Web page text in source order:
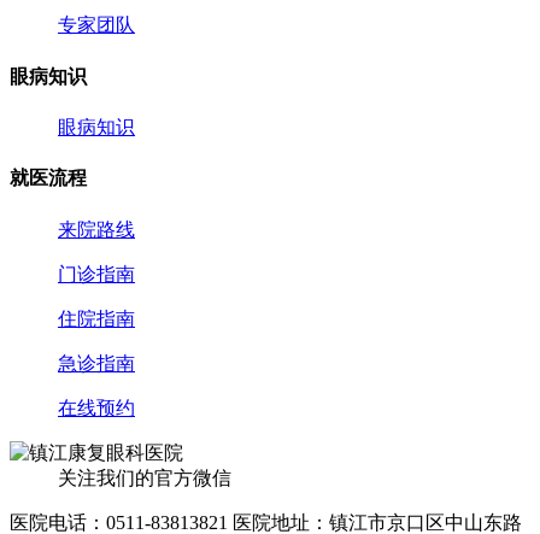
专家团队
眼病知识
眼病知识
就医流程
来院路线
门诊指南
住院指南
急诊指南
在线预约
关注我们的官方微信
医院电话：0511-83813821 医院地址：镇江市京口区中山东路